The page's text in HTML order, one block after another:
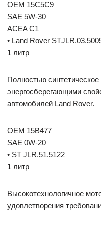
OEM 15C5C9
SAE 5W-30
ACEA C1
• Land Rover
1 литр
Полностью
энергосберегающими
автомобилей Land Rover.
OEM 15B477
SAE 0W-20
• ST JLR.51.5122
1 литр
Высокотехнологичное
удовлетворения